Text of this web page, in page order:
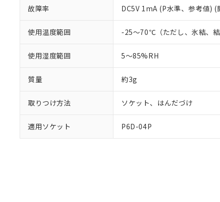
故障率 DC5V 1mA (P水準、参考値)
使用温度範囲 -25～70℃（ただし、氷結、結
使用湿度範囲 5～85%RH
質量 約3g
取りつけ方法 ソケット、はんだづけ
適用ソケット P6D-04P